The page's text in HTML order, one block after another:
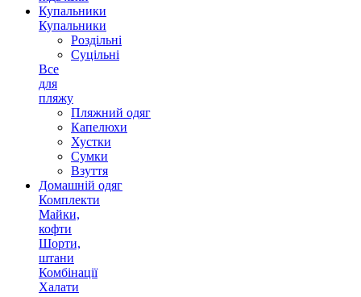
Купальники
Купальники
Роздільні
Суцільні
Все
для
пляжу
Пляжний одяг
Капелюхи
Хустки
Сумки
Взуття
Домашній одяг
Комплекти
Майки,
кофти
Шорти,
штани
Комбінації
Халати